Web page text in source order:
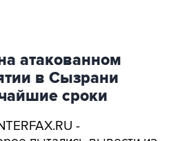
атакованном
в Сызрани
сроки
-